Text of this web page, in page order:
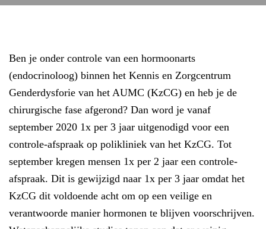
Ben je onder controle van een hormoonarts
(endocrinoloog) binnen het Kennis en Zorgcentrum
Genderdysforie van het AUMC (KzCG) en heb je de
chirurgische fase afgerond? Dan word je vanaf
september 2020 1x per 3 jaar uitgenodigd voor een
controle-afspraak op polikliniek van het KzCG. Tot
september kregen mensen 1x per 2 jaar een controle-
afspraak. Dit is gewijzigd naar 1x per 3 jaar omdat het
KzCG dit voldoende acht om op een veilige en
verantwoorde manier hormonen te blijven voorschrijven.